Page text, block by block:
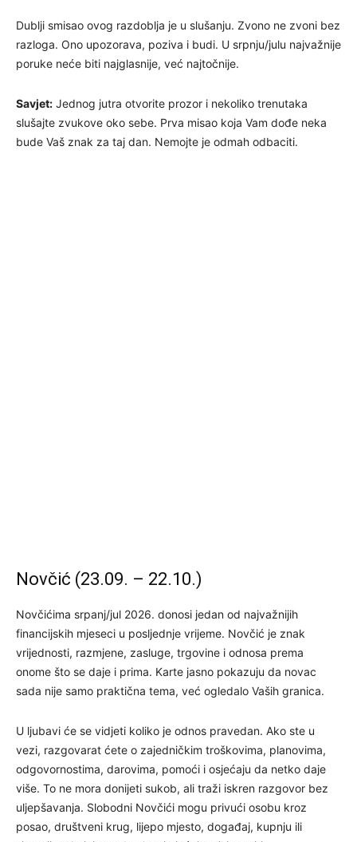
Dublji smisao ovog razdoblja je u slušanju. Zvono ne zvoni bez
razloga. Ono upozorava, poziva i budi. U srpnju/julu najvažnije
poruke neće biti najglasnije, već najtočnije.
Savjet: Jednog jutra otvorite prozor i nekoliko trenutaka
slušajte zvukove oko sebe. Prva misao koja Vam dođe neka
bude Vaš znak za taj dan. Nemojte je odmah odbaciti.
Novčić (23.09. – 22.10.)
Novčićima srpanj/jul 2026. donosi jedan od najvažnijih
financijskih mjeseci u posljednje vrijeme. Novčić je znak
vrijednosti, razmjene, zasluge, trgovine i odnosa prema
onome što se daje i prima. Karte jasno pokazuju da novac
sada nije samo praktična tema, već ogledalo Vaših granica.
U ljubavi će se vidjeti koliko je odnos pravedan. Ako ste u
vezi, razgovarat ćete o zajedničkim troškovima, planovima,
odgovornostima, darovima, pomoći i osjećaju da netko daje
više. To ne mora donijeti sukob, ali traži iskren razgovor bez
uljepšavanja. Slobodni Novčići mogu privući osobu kroz
posao, društveni krug, lijepo mjesto, događaj, kupnju ili